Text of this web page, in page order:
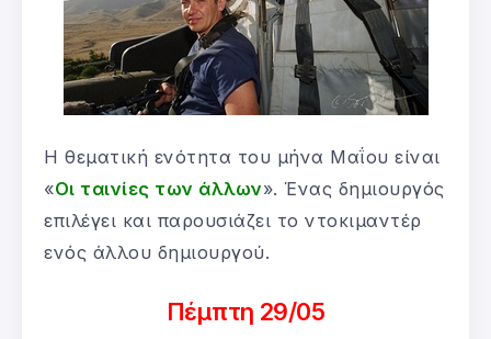
Η θεματική ενότητα του μήνα Μαΐου είναι
«Οι ταινίες των άλλων». Ένας δημιουργός
επιλέγει και παρουσιάζει το ντοκιμαντέρ
ενός άλλου δημιουργού.
Πέμπτη 29/05